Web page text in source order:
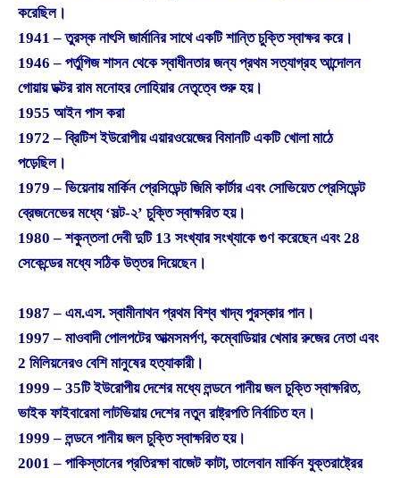
করেছিল।
1941 – তুরস্ক নাৎসি জার্মানির সাথে একটি শান্তি চুক্তি স্বাক্ষর করে।
1946 – পর্তুগিজ শাসন থেকে স্বাধীনতার জন্য প্রথম সত্যাগ্রহ আন্দোলন
গোয়ায় ডক্টর রাম মনোহর লোহিয়ার নেতৃত্বে শুরু হয়।
1955 আইন পাস করা
1972 – ব্রিটিশ ইউরোপীয় এয়ারওয়েজের বিমানটি একটি খোলা মাঠে
পড়েছিল।
1979 – ভিয়েনায় মার্কিন প্রেসিডেন্ট জিমি কার্টার এবং সোভিয়েত প্রেসিডেন্ট
ব্রেজনেভের মধ্যে ‘সল্ট-২’ চুক্তি স্বাক্ষরিত হয়।
1980 – শকুন্তলা দেবী দুটি 13 সংখ্যার সংখ্যাকে গুণ করেছেন এবং 28
সেকেন্ডের মধ্যে সঠিক উত্তর দিয়েছেন।
1987 – এম.এস. স্বামীনাথন প্রথম বিশ্ব খাদ্য পুরস্কার পান।
1997 – মাওবাদী পোলপটের আত্মসমর্পণ, কম্বোডিয়ার খেমার রুজের নেতা এবং
2 মিলিয়নেরও বেশি মানুষের হত্যাকারী।
1999 – 35টি ইউরোপীয় দেশের মধ্যে লন্ডনে পানীয় জল চুক্তি স্বাক্ষরিত,
ভাইক ফাইবারেমা লাটভিয়ায় দেশের নতুন রাষ্ট্রপতি নির্বাচিত হন।
1999 – লন্ডনে পানীয় জল চুক্তি স্বাক্ষরিত হয়।
2001 – পাকিস্তানের প্রতিরক্ষা বাজেট কাটা, তালেবান মার্কিন যুক্তরাষ্ট্রের